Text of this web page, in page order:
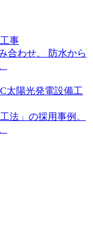
事
合わせ、 防水から
太陽光発電設備工
法」の採用事例。